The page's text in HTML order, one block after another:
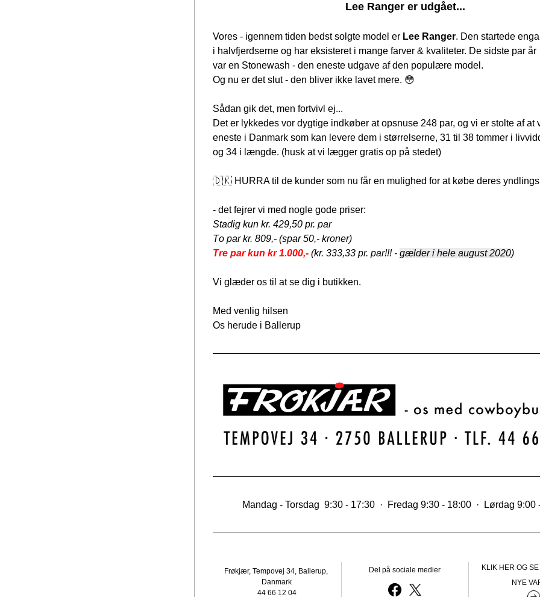
Lee Ranger er udgået...
Vores - igennem tiden bedst solgte model er Lee Ranger. Den startede
i halvfjerdserne og har eksisteret i mange farver & kvaliteter. De sidste par år
var en Stonewash - den eneste udgave af den populære model.
Og nu er det slut - den bliver ikke lavet mere. 😳
Sådan gik det, men fortvivl ej...
Det er lykkedes vor dygtige indkøber at opsnuse 248 par, og vi er stolte af at
eneste i Danmark som kan levere dem i størrelserne, 31 til 38 tommer i
og 34 i længde. (husk at vi lægger gratis op på stedet)
🇩🇰 HURRA til de kunder som nu får en mulighed for at købe deres
- det fejrer vi med nogle gode priser:
Stadig kun kr. 429,50 pr. par
To par kr. 809,- (spar 50,- kroner)
Tre par kun kr 1.000,- (kr. 333,33 pr. par!!! - gælder i hele august 2020)
Vi glæder os til at se dig i butikken.
Med venlig hilsen
Os herude i Ballerup
Mandag - Torsdag  9:30 - 17:30  ·  Fredag 9:30 - 18:00  ·  Lørdag 9:00
Frøkjær, Tempovej 34, Ballerup,
Danmark
44 66 12 04
Del på sociale medier
KLIK HER OG
NYE